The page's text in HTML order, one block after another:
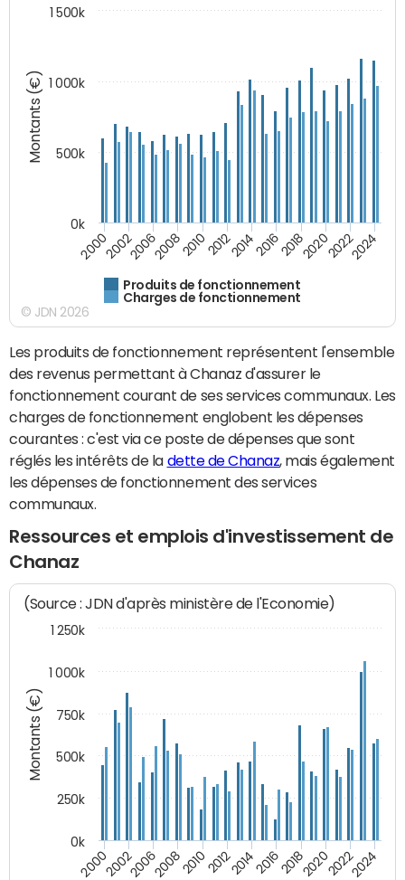
Montants (€)
Produits de fonctionnement
Charges de fonctionnement
200020022006200820102012201420162018202020222024
0k
500k
1 000k
1 500k
© JDN 2026
Les produits de fonctionnement représentent l'ensemble
des revenus permettant à Chanaz d'assurer le
fonctionnement courant de ses services communaux. Les
charges de fonctionnement englobent les dépenses
courantes : c'est via ce poste de dépenses que sont
réglés les intérêts de la dette de Chanaz, mais également
les dépenses de fonctionnement des services
communaux.
Ressources et emplois d'investissement de
Chanaz
Montants (€)
(Source : JDN d'après ministère de l'Economie)
200020022006200820102012201420162018202020222024
0k
250k
500k
750k
1 000k
1 250k